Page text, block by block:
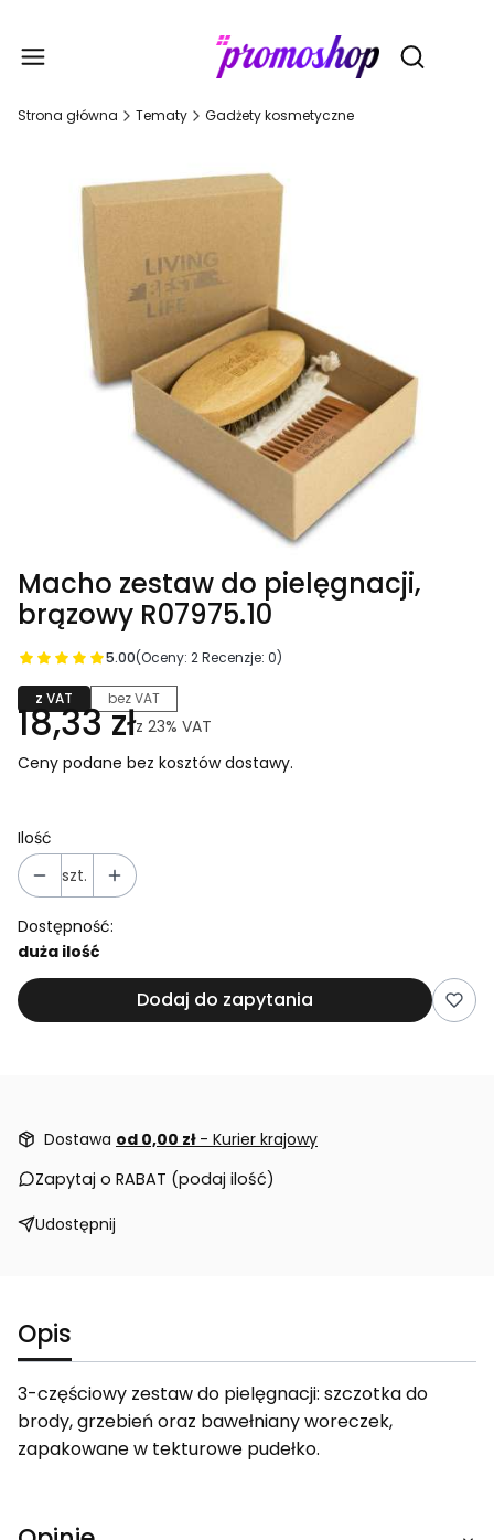
Otwórz
Strona główna Tematy Gadżety kosmetyczne
Macho zestaw do pielęgnacji,
brązowy R07975.10
5.00(Oceny: 2 Recenzje: 0)
z VAT bez VAT
18,33 złz 23% VAT
Ceny podane bez kosztów dostawy.
Ilość
szt.
Dostępność:
duża ilość
Dodaj do zapytania
Dostawa od 0,00 zł - Kurier krajowy
Zapytaj o RABAT (podaj ilość)
Udostępnij
Opis
3-częściowy zestaw do pielęgnacji: szczotka do
brody, grzebień oraz bawełniany woreczek,
zapakowane w tekturowe pudełko.